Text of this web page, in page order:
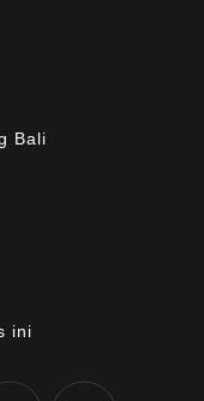
Bali
ini